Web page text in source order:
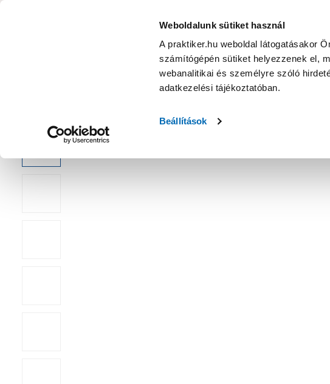
Weboldalunk sütiket használ
A praktiker.hu weboldal látogatásakor
számítógépén sütiket helyezzenek el,
webanalitikai és személyre szóló
adatkezelési tájékoztatóban.
Beállítások
KATEGÓRIÁK
Nyereményjáték Praktiker